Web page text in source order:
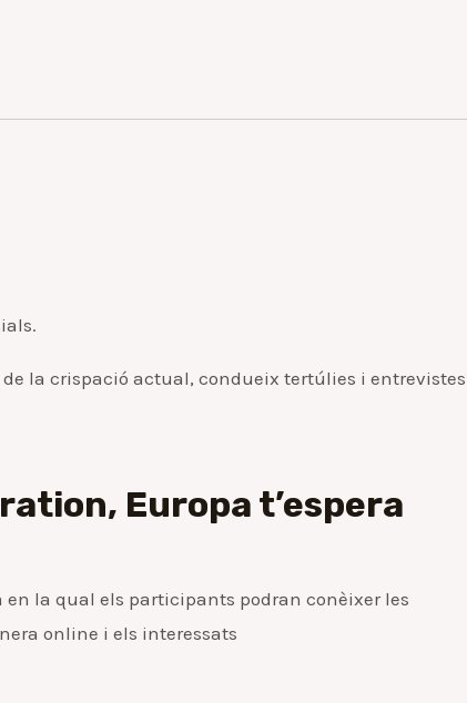
de la crispació actual, condueix tertúlies i entrevistes
Europa t’espera
en la qual els participants podran conèixer les
online i els interessats